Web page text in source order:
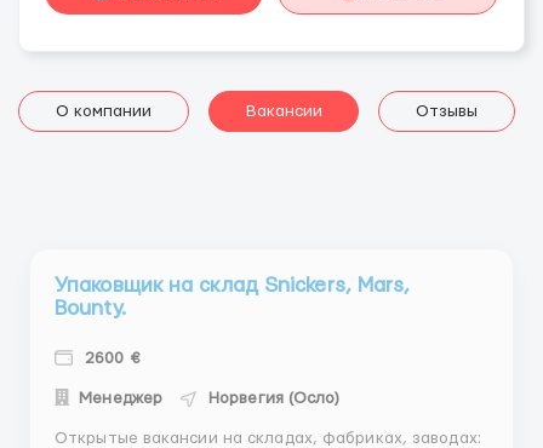
О компании Вакансии Отзывы
Упаковщик на склад Snickers, Mars,
Bounty.
2600 €
Менеджер Норвегия (Осло)
Открытые вакансии на складах, фабриках, заводах: